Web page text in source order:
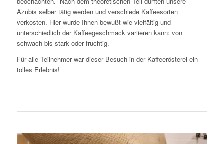
Azubis selber tätig werden und verschiede Kaffeesorten
verkosten. Hier wurde Ihnen bewußt wie vielfältig und
unterschiedlich der Kaffeegeschmack variieren kann: von
schwach bis stark oder fruchtig.
Für alle Teilnehmer war dieser Besuch in der Kaffeerösterei ein
tolles Erlebnis!